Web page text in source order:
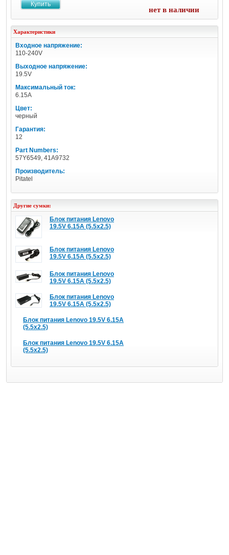
Купить нет в наличии
Характеристики
Входное напряжение:
110-240V
Выходное напряжение:
19.5V
Максимальный ток:
6.15A
Цвет:
черный
Гарантия:
12
Part Numbers:
57Y6549, 41A9732
Производитель:
Pitatel
Другие сумки:
Блок питания Lenovo
19.5V 6.15A (5.5x2.5)
Блок питания Lenovo
19.5V 6.15A (5.5x2.5)
Блок питания Lenovo
19.5V 6.15A (5.5x2.5)
Блок питания Lenovo
19.5V 6.15A (5.5x2.5)
Блок питания Lenovo 19.5V 6.15A
(5.5x2.5)
Блок питания Lenovo 19.5V 6.15A
(5.5x2.5)